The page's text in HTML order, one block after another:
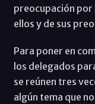
preocupación por
ellos y de sus
Para poner en
los delegados
se reúnen tres
algún tema que